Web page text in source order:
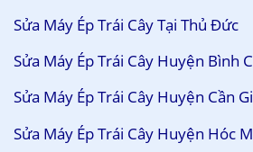
Sửa Máy Ép Trái Cây Tại Thủ Đức
Sửa Máy Ép Trái Cây Huyện Bình
Sửa Máy Ép Trái Cây Huyện Cần
Sửa Máy Ép Trái Cây Huyện Hóc